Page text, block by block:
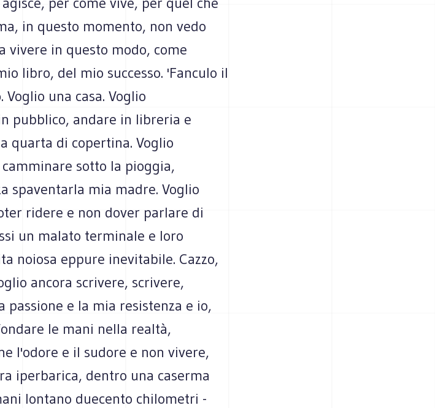
in questo momento, non vedo
vivere in questo modo, come
libro, del mio successo. 'Fanculo il
Voglio una casa. Voglio
pubblico, andare in libreria e
quarta di copertina. Voglio
sotto la pioggia,
spaventarla mia madre. Voglio
ridere e non dover parlare di
un malato terminale e loro
noiosa eppure inevitabile. Cazzo,
ancora scrivere, scrivere,
e la mia resistenza e io,
le mani nella realtà,
l'odore e il sudore e non vivere,
iperbarica, dentro una caserma
lontano duecento chilometri -